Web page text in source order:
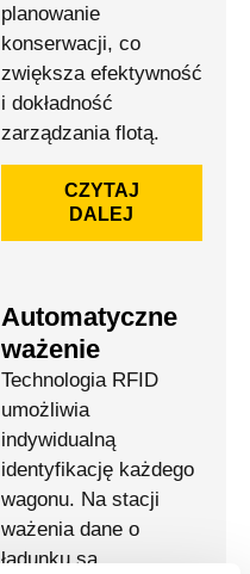
planowanie
konserwacji, co
zwiększa efektywność
i dokładność
zarządzania flotą.
CZYTAJ
DALEJ
Automatyczne
ważenie
Technologia RFID
umożliwia
indywidualną
identyfikację każdego
wagonu. Na stacji
ważenia dane o
ładunku są